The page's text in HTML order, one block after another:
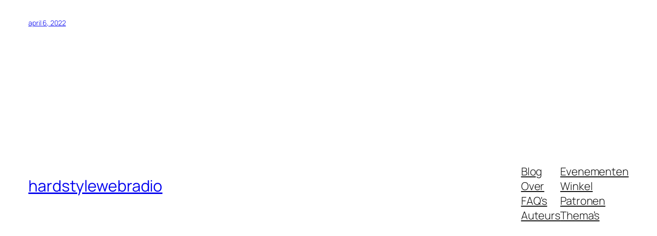
april 6, 2022
hardstylewebradio
Blog
Over
FAQ's
Auteurs
Evenementen
Winkel
Patronen
Thema’s